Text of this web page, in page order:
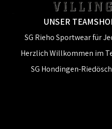
UNSER
SG Rieho Sportwear für
Herzlich Willkommen im
SG Hondingen-